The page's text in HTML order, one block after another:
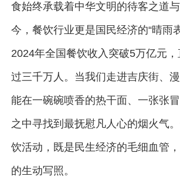
食始终承载着中华文明的待客之道
今，餐饮行业更是国民经济的“晴雨
2024年全国餐饮收入突破5万亿元
过三千万人。当我们走进吉庆街、
能在一碗碗喷香的热干面、一张张
之中寻找到最抚慰凡人心的烟火气
饮活动，既是民生经济的毛细血管
的生动写照。